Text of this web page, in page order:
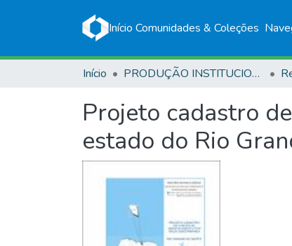
Início Comunidades & Coleções
Início PRODUÇÃO INSTITUCIONAL
Projeto cadastro
estado do Rio